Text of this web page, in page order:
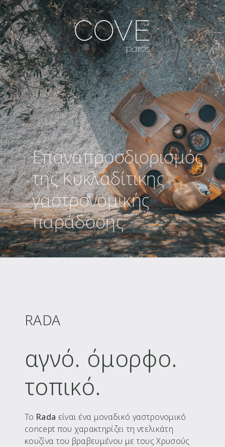
Επαναπροσδιορισμός
της Κυκλαδίτικης
γαστρονομικής
παράδοσης
RADA
αγνό. όμορφο.
τοπικό.
Το Rada είναι ένα μοναδικό γαστρονομικό
concept που χαρακτηρίζει τη ντελικάτη
κουζίνα του βραβευμένου με τους Χρυσούς